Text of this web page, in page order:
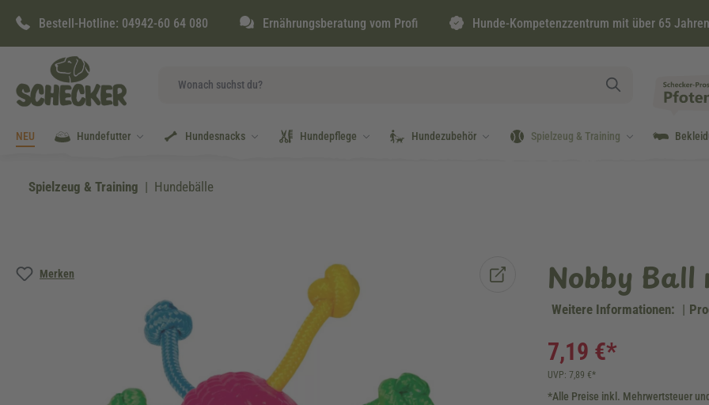
Zur Hauptnavigation springen
Bestell-Hotline: 04942-60 64 080 Ernährungsberatung vom Profi Hunde-Kompetenzzentrum mit über 65
NEU Hundefutter Hundesnacks Hundepflege Hundezubehör Spielzeug & Training
Spielzeug & Training Hundebälle
Merken
Bildergalerie überspringen Nobby Ball
Weitere Informationen: |
7,19 €*
UVP: 7,89 €*
*Alle Preise inkl. Mehrwertsteuer